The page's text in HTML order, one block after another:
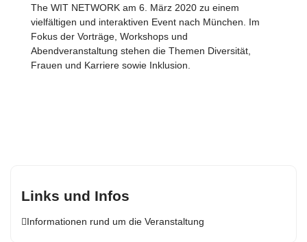
The WIT NETWORK am 6. März 2020 zu einem
vielfältigen und interaktiven Event nach München. Im
Fokus der Vorträge, Workshops und
Abendveranstaltung stehen die Themen Diversität,
Frauen und Karriere sowie Inklusion.
Links und Infos
Informationen rund um die Veranstaltung